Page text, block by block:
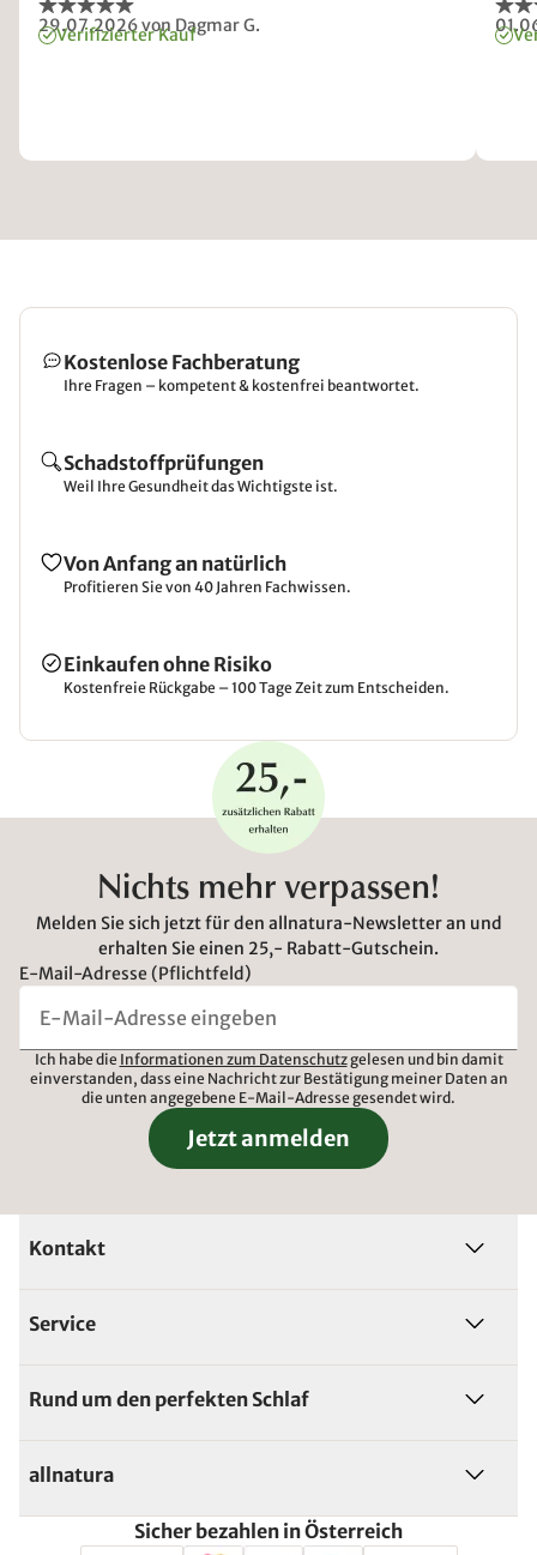
29.07.2026von Dagmar G.
Verifizierter Kauf
Kostenlose Fachberatung
Ihre Fragen – kompetent & kostenfrei beantwortet.
Schadstoffprüfungen
Weil Ihre Gesundheit das Wichtigste ist.
Von Anfang an natürlich
Profitieren Sie von 40 Jahren Fachwissen.
Einkaufen ohne Risiko
Kostenfreie Rückgabe – 100 Tage Zeit zum Entscheiden.
Nichts mehr verpassen!
Melden Sie sich jetzt für den allnatura-Newsletter an und
erhalten Sie einen 25,- Rabatt-Gutschein.
E-Mail-Adresse (Pflichtfeld)
Ich habe die Informationen zum Datenschutzgelesen und bin damit
einverstanden, dass eine Nachricht zur Bestätigung meiner Daten an
die unten angegebene E-Mail-Adresse gesendet wird.
Jetzt anmelden
Kontakt
Service
Rund um den perfekten Schlaf
allnatura
Sicher bezahlen in Österreich